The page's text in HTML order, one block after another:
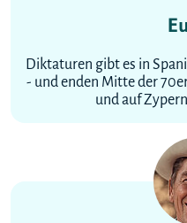
Diktaturen gibt es in
- und enden Mitte der
und auf